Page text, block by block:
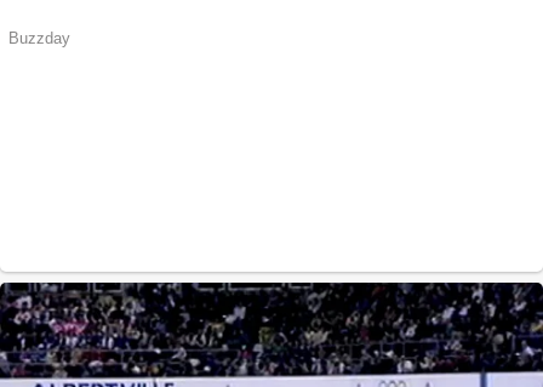
obține bani urgent!